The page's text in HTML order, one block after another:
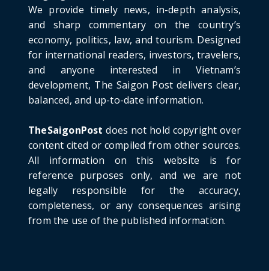
HOTNEWS
Detailed Analysis of the Cooling-off Period
Law in Timeshare...
June 21, 2026
HOTNEWS
Prime Minister Lê Minh Hưng’s Visit to
Russia: A New Step Fo...
HOTNEWS
Politburo: Strictly Handle Acts of Using
Pirated Software, C...
June 21, 2026
We provide timely news, in-depth analysis,
and sharp commentary on the country’s
economy, politics, law, and tourism. Designed
for international readers, investors, travelers,
and anyone interested in Vietnam’s
development, The Saigon Post delivers clear,
balanced, and up-to-date information.
TheSaigonPost does not hold copyright over
content cited or compiled from other sources.
All information on this website is for
reference purposes only, and we are not
legally responsible for the accuracy,
completeness, or any consequences arising
from the use of the published information.